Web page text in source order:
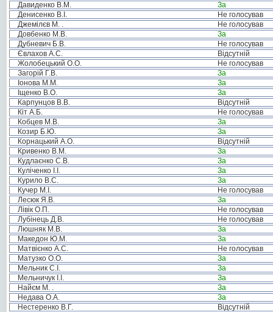
Давиденко В.М.
За
Денисенко В.І.
Не голосував
Джемілєв М. .
Не голосував
Довбенко М.В.
За
Дубневич Б.В.
Не голосував
Євлахов А.С.
Відсутній
Жолобецький О.О.
Не голосував
Загорій Г.В.
За
Іонова М.М.
За
Іщенко В.О.
За
Карпунцов В.В.
Відсутній
Кіт А.Б.
Не голосував
Кобцев М.В.
За
Козир Б.Ю.
За
Корнацький А.О.
Відсутній
Кривенко В.М.
За
Кудлаєнко С.В.
За
Куліченко І.І.
За
Курило В.С.
За
Кучер М.І.
Не голосував
Лесюк Я.В.
За
Лівік О.П.
Не голосував
Лубінець Д.В.
Не голосував
Люшняк М.В.
За
Македон Ю.М.
За
Матвієнко А.С.
Не голосував
Матузко О.О.
За
Мельник С.І.
За
Мельничук І.І.
За
Найєм М. .
За
Недава О.А.
За
Нестеренко В.Г.
Відсутній